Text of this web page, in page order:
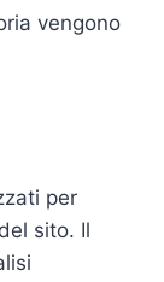
vengono
per
sito. Il